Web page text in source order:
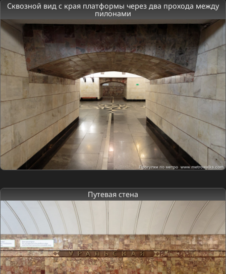
Сквозной вид с края платформы через два прохода между
пилонами
Путевая стена